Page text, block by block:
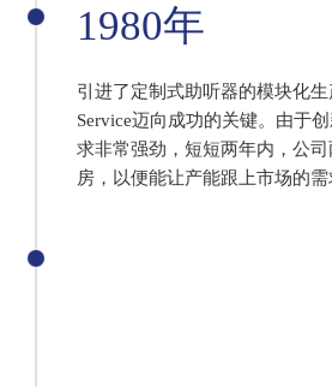
1980年
引进了定制式助听器的模块化
Service迈向成功的关键。由于
求非常强劲，短短两年内，公
房，以便能让产能跟上市场的需